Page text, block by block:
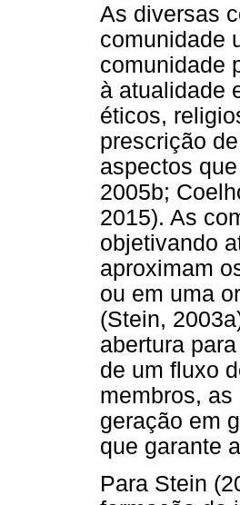
As diversas
comunidade
comunidade
à atualidade
éticos,
prescrição
aspectos
2005b;
2015). As
objetivando
aproximam
ou em uma
(Stein,
abertura
de um fluxo
membros,
geração em
que garante
Para Stein